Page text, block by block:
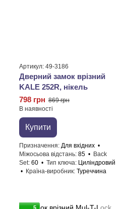
Артикул: 49-3186
Дверний замок врізний
KALE 252R, нікель
798 грн 869 грн
В наявності
Купити
Призначення Для вхідних
Міжосьова відстань 85
Back
Set 60 Тип ключа Циліндровий
Країна-виробник Туреччина
5